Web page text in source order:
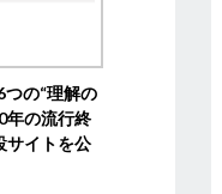
の“理解の
の流行終
サイトを公